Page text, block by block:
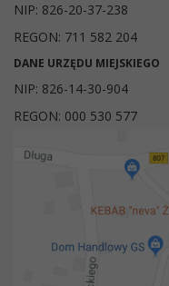
NIP: 826-20-37-238
REGON: 711 582 204
DANE URZĘDU MIEJSKIEGO
NIP: 826-14-30-904
REGON: 000 530 577